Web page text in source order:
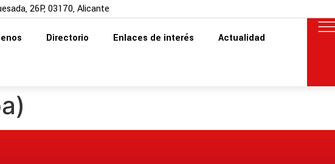
26P, 03170, Alicante
Directorio Enlaces de interés Actualidad